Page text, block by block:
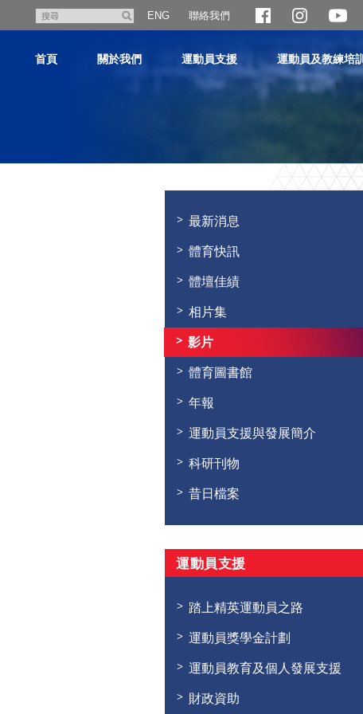
尋
ENG 聯絡我們
首頁 關於我們 運動員支援 運動員及教練培訓
最新消息
體育快訊
體壇佳績
相片集
影片
體育圖書館
年報
運動員支援與發展簡介
科研刊物
昔日檔案
運動員支援
踏上精英運動員之路
運動員獎學金計劃
運動員教育及個人發展支援
財政資助